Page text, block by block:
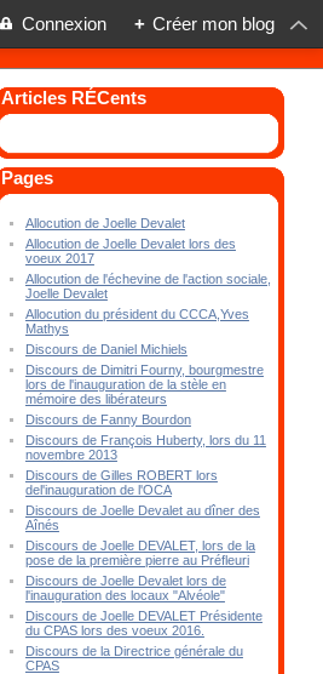
Connexion + Créer mon blog
Articles RÉCents
Pages
Allocution de Joelle Devalet
Allocution de Joelle Devalet lors des
voeux 2017
Allocution de l'échevine de l'action sociale,
Joelle Devalet
Allocution du président du CCCA,Yves
Mathys
Discours de Daniel Michiels
Discours de Dimitri Fourny, bourgmestre
lors de l'inauguration de la stèle en
mémoire des libérateurs
Discours de Fanny Bourdon
Discours de François Huberty, lors du 11
novembre 2013
Discours de Gilles ROBERT lors
del'inauguration de l'OCA
Discours de Joelle Devalet au dîner des
Aînés
Discours de Joelle DEVALET, lors de la
pose de la première pierre au Préfleuri
Discours de Joelle Devalet lors de
l'inauguration des locaux "Alvéole"
Discours de Joelle DEVALET Présidente
du CPAS lors des voeux 2016.
Discours de la Directrice générale du
CPAS